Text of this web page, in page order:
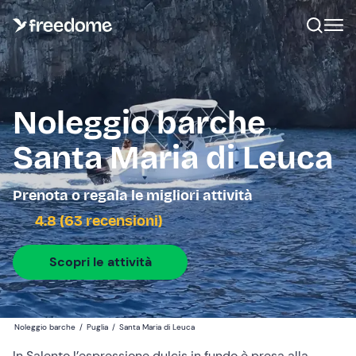
Noleggio barche
Santa Maria di Leuca
Prenota o regala le migliori attività
4.8 (63 recensioni)
Scopri le attività
Noleggio barche / Puglia / Santa Maria di Leuca